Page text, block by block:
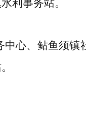
利 事务站。
心、 鲇鱼须镇